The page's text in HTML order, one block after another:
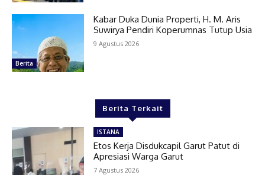
Berita
Kabar Duka Dunia Properti, H. M. Aris
Suwirya Pendiri Koperumnas Tutup Usia
9 Agustus 2026
Berita Terkait
ISTANA
Etos Kerja Disdukcapil Garut Patut di
Apresiasi Warga Garut
7 Agustus 2026